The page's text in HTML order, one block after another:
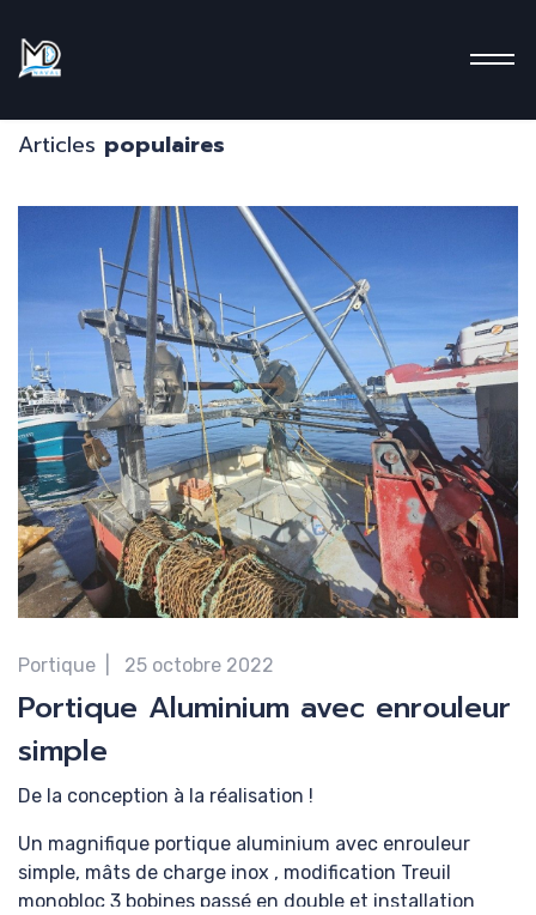
mentions
légales
Articles populaires
Portique 25 octobre 2022
Portique Aluminium avec enrouleur
simple
De la conception à la réalisation !
Un magnifique portique aluminium avec enrouleur
simple, mâts de charge inox , modification Treuil
monobloc 3 bobines passé en double et installation